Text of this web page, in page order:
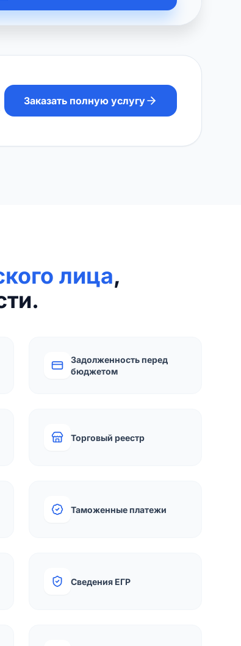
Заказать полную услугу
лица,
Задолженность перед
бюджетом
Торговый реестр
Таможенные платежи
Сведения ЕГР